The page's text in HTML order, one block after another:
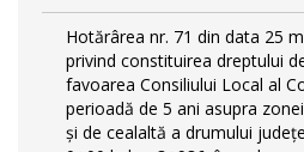
Hotărârea nr. 71 din data 25
privind constituirea dreptului
favoarea Consiliului Local al
perioadă de 5 ani asupra
și de cealaltă a drumului